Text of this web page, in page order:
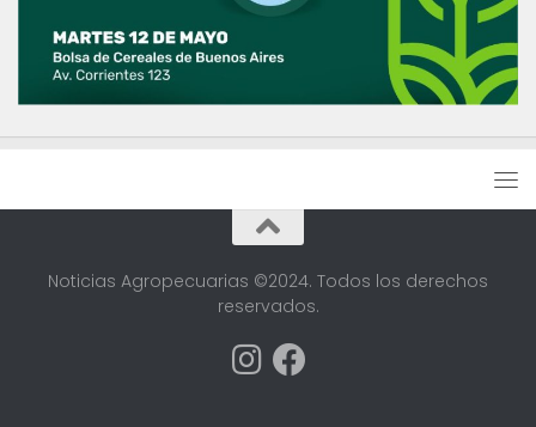
Noticias Agropecuarias ©2024. Todos los derechos
reservados.